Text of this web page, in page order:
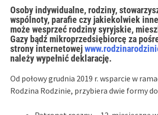
Osoby indywidualne, rodziny,
wspólnoty, parafie czy jakiekolwiek
może wesprzeć rodziny syryjskie,
Gazy bądź mikroprzedsiębiorcę za
strony internetowej
należy wypełnić deklarację.
Od połowy grudnia 2019 r. wsparcie w
Rodzina Rodzinie, przybiera dwie formy